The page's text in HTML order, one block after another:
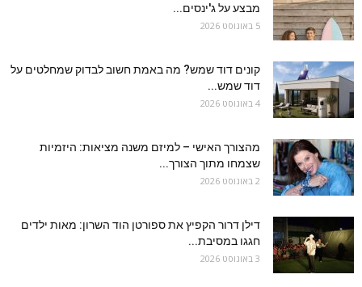
מבצע על ג'ינסים...
5 באוגוסט 2026
קונים דוד שמש? מה באמת חשוב לבדוק שמחלטים על
דוד שמש...
4 באוגוסט 2026
מהצורך האישי – למיזם משנה מציאות: היזמיות
שצמחו מתוך הצורך...
2 באוגוסט 2026
דילן דרור הקפיץ את ספורטן הוד השרון: מאות ילדים
חגגו במסיבת...
3 באוגוסט 2026